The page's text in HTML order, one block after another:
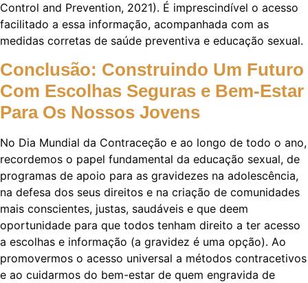
Control and Prevention, 2021). É imprescindível o acesso
facilitado a essa informação, acompanhada com as
medidas corretas de saúde preventiva e educação sexual.
Conclusão: Construindo Um Futuro
Com Escolhas Seguras e Bem-Estar
Para Os Nossos Jovens
No Dia Mundial da Contraceção e ao longo de todo o ano,
recordemos o papel fundamental da educação sexual, de
programas de apoio para as gravidezes na adolescência,
na defesa dos seus direitos e na criação de comunidades
mais conscientes, justas, saudáveis e que deem
oportunidade para que todos tenham direito a ter acesso
a escolhas e informação (a gravidez é uma opção). Ao
promovermos o acesso universal a métodos contracetivos
e ao cuidarmos do bem-estar de quem engravida de